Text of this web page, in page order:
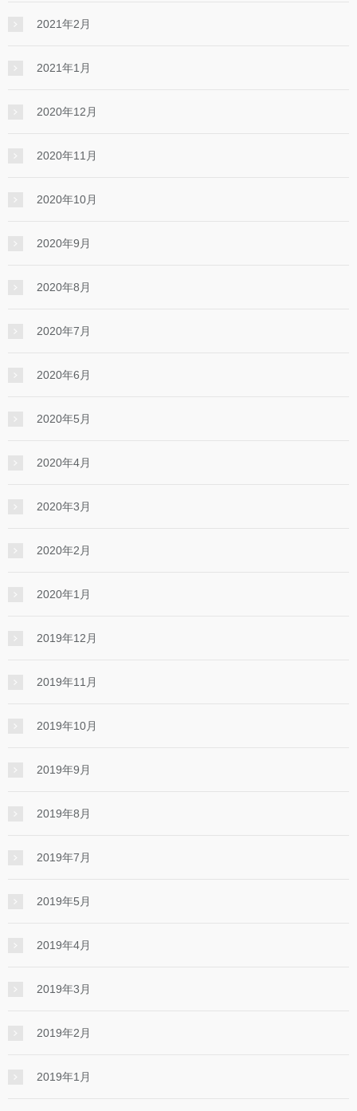
2021年2月
2021年1月
2020年12月
2020年11月
2020年10月
2020年9月
2020年8月
2020年7月
2020年6月
2020年5月
2020年4月
2020年3月
2020年2月
2020年1月
2019年12月
2019年11月
2019年10月
2019年9月
2019年8月
2019年7月
2019年5月
2019年4月
2019年3月
2019年2月
2019年1月